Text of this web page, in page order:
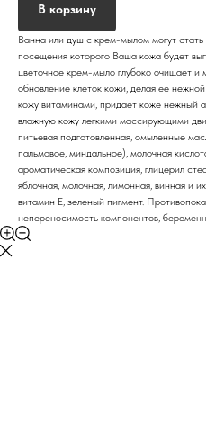
В корзину
Ванна или душ с крем-мылом могут
посещения которого Ваша кожа будет
цветочное крем-мыло глубоко очищает и
обновление клеток кожи, делая ее
кожу витаминами, придает коже нежный
влажную кожу легкими массирующими
питьевая подготовленная, омыленные
пальмовое, миндальное), молочная
ароматическая композиция, глицерил
яблочная, молочная, лимонная, винная и
витамин Е, зеленый пигмент.
непереносимость компонентов,